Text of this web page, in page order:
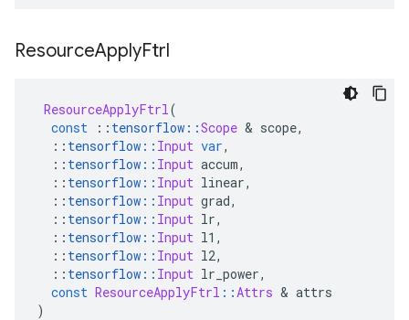
ResourceApplyFtrl
ResourceApplyFtrl(
const
:: tensorflow ::Scope & scope,
:: tensorflow :: Input var,
:: tensorflow :: Input accum,
:: tensorflow :: Input linear,
:: tensorflow :: Input grad,
:: tensorflow :: Input lr,
:: tensorflow :: Input l1 ,
:: tensorflow :: Input l2,
:: tensorflow :: Input lr_power,
const ResourceApplyFtrl ::Attrs & attrs
)